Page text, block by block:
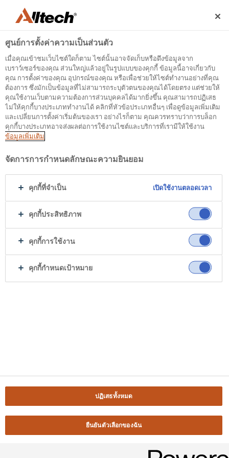
500
Internal Error Server
difficulties. Try refreshing the page or go to the
homepage
Go to Homepage
ศูนย์การตั้งค่าความเป็นส่วนตัว
เมื่อคุณเข้าชมเว็บไซต์ใดก็ตาม ไซต์นั้นอาจจัดเก็บหรือดึงข้อมูลจาก
เบราว์เซอร์ของคุณ ส่วนใหญ่แล้วอยู่ในรูปแบบของคุกกี้ ข้อมูลนี้อาจเกี่ยวกับ
คุณ การตั้งค่าของคุณ อุปกรณ์ของคุณ หรือเพื่อช่วยให้ไซต์ทำงานอย่างที่คุณ
ต้องการ ซึ่งมักเป็นข้อมูลที่ไม่สามารถระบุตัวตนของคุณได้โดยตรง แต่ช่วยให้
คุณใช้งานเว็บตามความต้องการส่วนบุคคลได้มากยิ่งขึ้น คุณสามารถปฏิเสธ
ไม่ให้คุกกี้บางประเภททำงานได้ คลิกที่หัวข้อประเภทอื่นๆ เพื่อดูข้อมูลเพิ่มเติม
และเปลี่ยนการตั้งค่าเริ่มต้นของเรา อย่างไรก็ตาม คุณควรทราบว่าการบล็อก
คุกกี้บางประเภทอาจส่งผลต่อการใช้งานไซต์และบริการที่เรามีให้ใช้งาน
ข้อมูลเพิ่มเติม
จัดการการกำหนดลักษณะความยินยอม
คุกกี้ที่จำเป็น เปิดใช้งานตลอดเวลา
คุกกี้ประสิทธิภาพ
คุกกี้การใช้งาน
คุกกี้กำหนดเป้าหมาย
ปฏิเสธทั้งหมด
ยืนยันตัวเลือกของฉัน